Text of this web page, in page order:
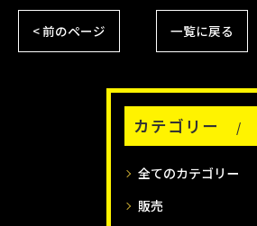
< 前のページ 一覧に戻る
カテゴリー
全てのカテゴリー
販売